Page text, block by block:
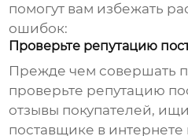
помогут вам избежать
ошибок:
Проверьте репутацию
Прежде чем совершать
проверьте репутацию
отзывы покупателей,
поставщике в интернете